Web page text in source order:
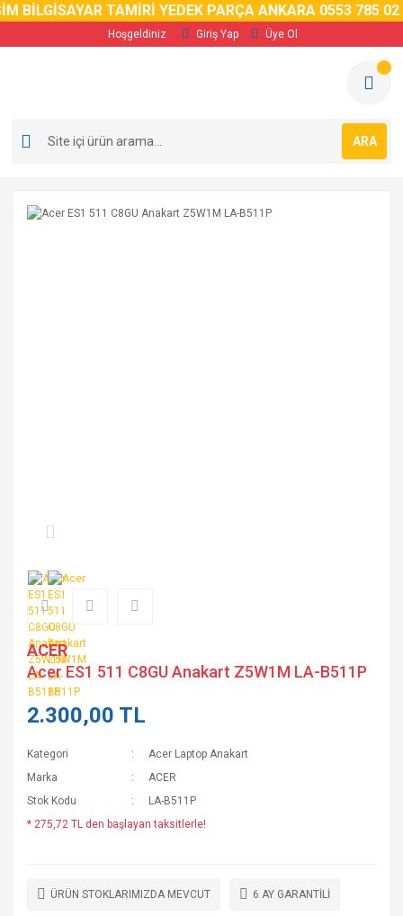
BİLGİSAYAR TAMİRİ YEDEK PARÇA ANKARA 0553 785 02
Hoşgeldiniz Giriş Yap Üye Ol
ARA
ACER
Acer ES1 511 C8GU Anakart Z5W1M LA-B511P
2.300,00 TL
Kategori
Acer Laptop Anakart
Marka
ACER
Stok Kodu
LA-B511P
* 275,72 TL den başlayan taksitlerle!
ÜRÜN STOKLARIMIZDA MEVCUT 6 AY GARANTİLİ